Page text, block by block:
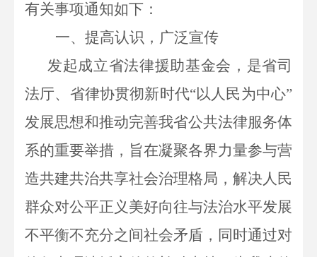
有关事项通知如下：
一、提高认识，广泛宣传
发起成立省法律援助基金会，是省司
法厅、省律协贯彻新时代“以人民为中心”
发展思想和推动完善我省公共法律服务体
系的重要举措，旨在凝聚各界力量参与营
造共建共治共享社会治理格局 ，解决人民
群众对公平正义美好向往与法治水平发展
不平衡不充分之间社会矛盾，同时通过对